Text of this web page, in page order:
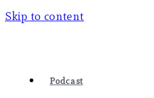
Skip to content
Podcast